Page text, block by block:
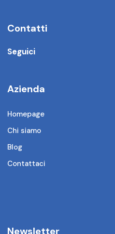
Contatti
Seguici
Azienda
Homepage
Chi siamo
Blog
Contattaci
Newsletter